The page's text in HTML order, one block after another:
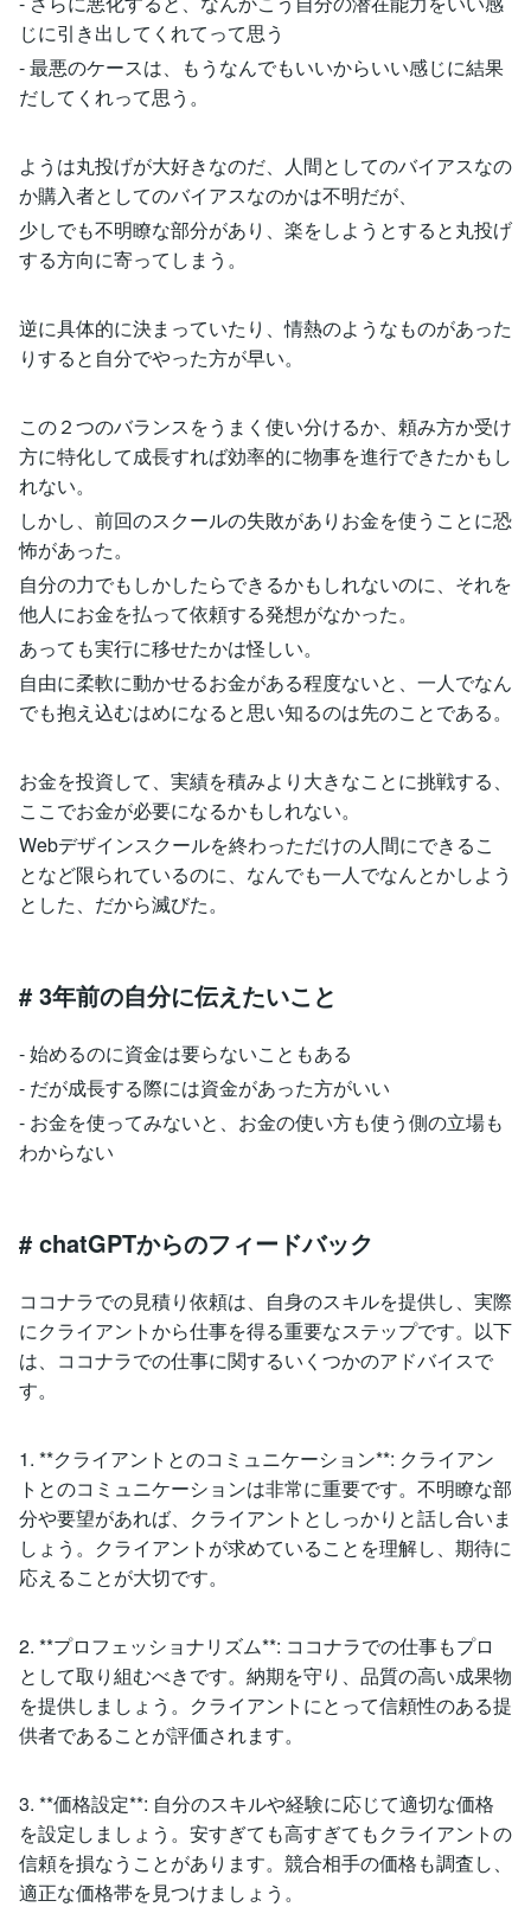
じに引き出してくれてって思う
- 最悪のケースは、もうなんでもいいからいい感じに結果
だしてくれって思う。
ようは丸投げが大好きなのだ、人間としてのバイアスなの
か購入者としてのバイアスなのかは不明だが、
少しでも不明瞭な部分があり、楽をしようとすると丸投げ
する方向に寄ってしまう。
逆に具体的に決まっていたり、情熱のようなものがあった
りすると自分でやった方が早い。
この２つのバランスをうまく使い分けるか、頼み方か受け
方に特化して成長すれば効率的に物事を進行できたかもし
れない。
しかし、前回のスクールの失敗がありお金を使うことに恐
怖があった。
自分の力でもしかしたらできるかもしれないのに、それを
他人にお金を払って依頼する発想がなかった。
あっても実行に移せたかは怪しい。
自由に柔軟に動かせるお金がある程度ないと、一人でなん
でも抱え込むはめになると思い知るのは先のことである。
お金を投資して、実績を積みより大きなことに挑戦する、
ここでお金が必要になるかもしれない。
Webデザインスクールを終わっただけの人間にできるこ
となど限られているのに、なんでも一人でなんとかしよう
とした、だから滅びた。
# 3年前の自分に伝えたいこと
- 始めるのに資金は要らないこともある
- だが成長する際には資金があった方がいい
- お金を使ってみないと、お金の使い方も使う側の立場も
わからない
# chatGPTからのフィードバック
ココナラでの見積り依頼は、自身のスキルを提供し、実際
にクライアントから仕事を得る重要なステップです。以下
は、ココナラでの仕事に関するいくつかのアドバイスで
す。
1. **クライアントとのコミュニケーション**: クライアン
トとのコミュニケーションは非常に重要です。不明瞭な部
分や要望があれば、クライアントとしっかりと話し合いま
しょう。クライアントが求めていることを理解し、期待に
応えることが大切です。
2. **プロフェッショナリズム**: ココナラでの仕事もプロ
として取り組むべきです。納期を守り、品質の高い成果物
を提供しましょう。クライアントにとって信頼性のある提
供者であることが評価されます。
3. **価格設定**: 自分のスキルや経験に応じて適切な価格
を設定しましょう。安すぎても高すぎてもクライアントの
信頼を損なうことがあります。競合相手の価格も調査し、
適正な価格帯を見つけましょう。